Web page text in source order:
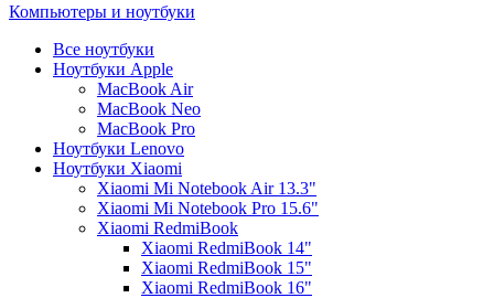
Компьютеры и ноутбуки
Все ноутбуки
Ноутбуки Apple
MacBook Air
MacBook Neo
MacBook Pro
Ноутбуки Lenovo
Ноутбуки Xiaomi
Xiaomi Mi Notebook Air 13.3"
Xiaomi Mi Notebook Pro 15.6"
Xiaomi RedmiBook
Xiaomi RedmiBook 14"
Xiaomi RedmiBook 15"
Xiaomi RedmiBook 16"